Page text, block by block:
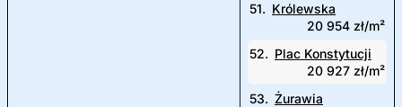
51. Królewska
20 954 zł/m²
52. Plac Konstytucji
20 927 zł/m²
53. Żurawia